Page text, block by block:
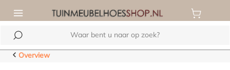
hoofdinhoud
Overview